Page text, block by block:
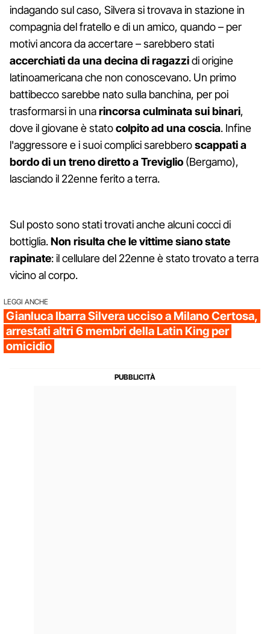
indagando sul caso, Silvera si trovava in stazione in
compagnia del fratello e di un amico, quando – per
motivi ancora da accertare – sarebbero stati
accerchiati da una decina di ragazzidi origine
latinoamericana che non conoscevano. Un primo
battibecco sarebbe nato sulla banchina, per poi
trasformarsi in unarincorsa culminata sui binari,
dove il giovane è statocolpito ad una coscia. Infine
l'aggressore e i suoi complici sarebberoscappati a
bordo di un treno diretto a Treviglio (Bergamo),
lasciando il 22enne ferito a terra.
Sul posto sono stati trovati anche alcuni cocci di
bottiglia.Non risulta che le vittime siano state
rapinate: il cellulare del 22enne è stato trovato a terra
vicino al corpo.
LEGGI ANCHE
Gianluca Ibarra Silvera ucciso a Milano Certosa,
arrestati altri 6 membri della Latin King per
omicidio